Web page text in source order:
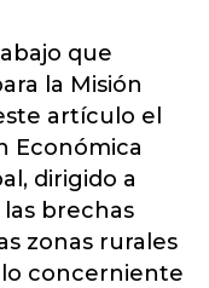
que
la Misión
artículo el
Económica
dirigido a
brechas
zonas rurales
concerniente